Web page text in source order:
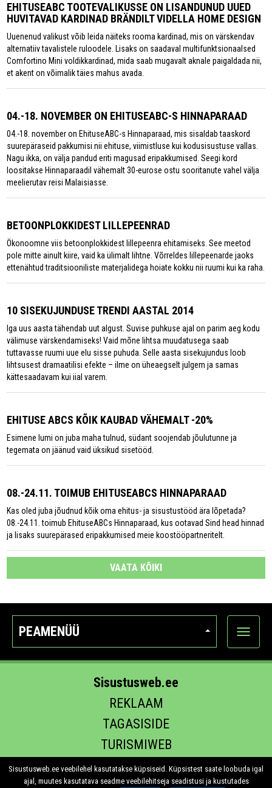
EHITUSEABC TOOTEVALIKUSSE ON LISANDUNUD UUED
HUVITAVAD KARDINAD BRÄNDILT VIDELLA HOME DESIGN
Uuenenud valikust võib leida näiteks rooma kardinad, mis on värskendav
alternatiiv tavalistele ruloodele. Lisaks on saadaval multifunktsionaalsed
Comfortino Mini voldikkardinad, mida saab mugavalt aknale paigaldada nii,
et akent on võimalik täies mahus avada.
04.-18. NOVEMBER ON EHITUSEABC-S HINNAPARAAD
04.-18. november on EhituseABC-s Hinnaparaad, mis sisaldab taaskord
suurepäraseid pakkumisi nii ehituse, viimistluse kui kodusisustuse vallas.
Nagu ikka, on välja pandud eriti magusad eripakkumised. Seegi kord
loositakse Hinnaparaadil vähemalt 30-eurose ostu sooritanute vahel välja
meelierutav reisi Malaisiasse.
BETOONPLOKKIDEST LILLEPEENRAD
Ökonoomne viis betoonplokkidest lillepeenra ehitamiseks. See meetod
pole mitte ainult kiire, vaid ka ülimalt lihtne. Võrreldes lillepeenarde jaoks
ettenähtud traditsiooniliste materjalidega hoiate kokku nii ruumi kui ka raha.
10 SISEKUJUNDUSE TRENDI AASTAL 2014
Iga uus aasta tähendab uut algust. Suvise puhkuse ajal on parim aeg kodu
välimuse värskendamiseks! Vaid mõne lihtsa muudatusega saab
tuttavasse ruumi uue elu sisse puhuda. Selle aasta sisekujundus loob
lihtsusest dramaatilisi efekte – ilme on üheaegselt julgem ja samas
kättesaadavam kui iial varem.
EHITUSE ABCS KÕIK KAUBAD VÄHEMALT -20%
Esimene lumi on juba maha tulnud, südant soojendab jõulutunne ja
tegemata on jäänud vaid üksikud sisetööd.
08.-24.11. TOIMUB EHITUSEABCS HINNAPARAAD
Kas oled juba jõudnud kõik oma ehitus- ja sisustustööd ära lõpetada?
08.-24.11. toimub EhituseABCs Hinnaparaad, kus ootavad Sind head hinnad
ja lisaks suurepärased eripakkumised meie koostööpartneritelt.
VAATA KÕIKI
PEAMENÜÜ
Ava
Sisustusweb.ee
REKLAAM
TAGASISIDE
TURISMIWEB
EHITUS.EE
Sisustusweb.ee veebilehel kasutatakse küpsiseid. Küpsistest saate loobuda igal
ajal, muutes kasutatava seadme veebilehitseja seadistusi ja kustutades